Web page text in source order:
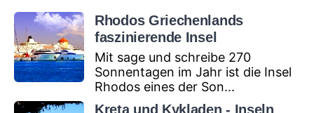
Rhodos Griechenlands
faszinierende Insel
Mit sage und schreibe 270
Sonnentagen im Jahr ist die Insel
Rhodos eines der Son...
Kreta und Kykladen - Inseln